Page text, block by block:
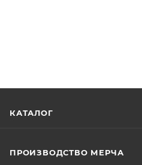
КАТАЛОГ
ПРОИЗВОДСТВО МЕРЧА